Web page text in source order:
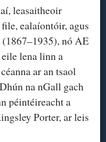
leasaitheoir
ealaíontóir, agus
nó AE
lena linn a
ar an tsaol
na nGall gach
péintéireacht a
Porter, ar leis